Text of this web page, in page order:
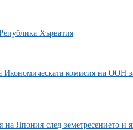
Хърватия
Икономическата комисия на ООН
на Япония след земетресението и